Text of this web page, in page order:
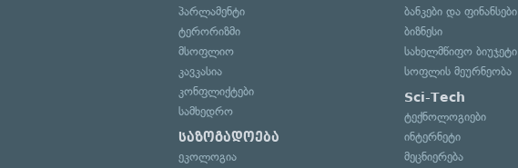
პარლამენტი
ტერორიზმი
მსოფლიო
კავკასია
კონფლიქტები
სამხედრო
საზოგადოება
ეკოლოგია
ბანკები და ფინანსები
ბიზნესი
სახელმწიფო ბიუჯეტი
სოფლის მეურნეობა
Sci-Tech
ტექნოლოგიები
ინტერნეტი
მეცნიერება